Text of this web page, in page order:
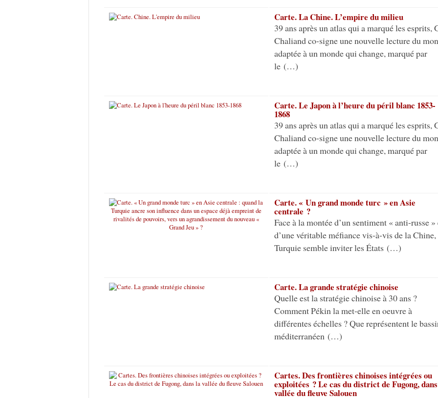
Carte. La Chine. L’empire du milieu
39 ans après un atlas qui a marqué les esprits,
Chaliand co-signe une nouvelle lecture du
adaptée à un monde qui change, marqué par
le (…)
Carte. Le Japon à l’heure du péril blanc 1853-
1868
39 ans après un atlas qui a marqué les esprits,
Chaliand co-signe une nouvelle lecture du
adaptée à un monde qui change, marqué par
le (…)
Carte. « Un grand monde turc » en Asie
centrale ?
Face à la montée d’un sentiment « anti-russe »
d’une véritable méfiance vis-à-vis de la Chine,
Turquie semble inviter les États (…)
Carte. La grande stratégie chinoise
Quelle est la stratégie chinoise à 30 ans ?
Comment Pékin la met-elle en oeuvre à
différentes échelles ? Que représentent le
méditerranéen (…)
Cartes. Des frontières chinoises intégrées ou
exploitées ? Le cas du district de Fugong,
vallée du fleuve Salouen